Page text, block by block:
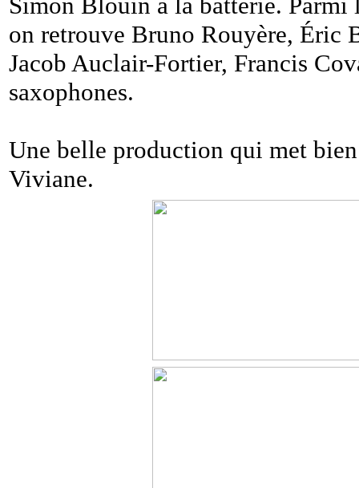
on retrouve Bruno Rouyère, Éric
Jacob Auclair-Fortier, Francis
saxophones.
Une belle production qui met
Viviane.